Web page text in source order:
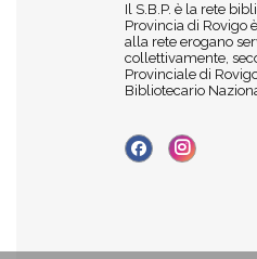
Il S.B.P. è la rete
Provincia di Rovigo
alla rete erogano
collettivamente,
Provinciale di
Bibliotecario